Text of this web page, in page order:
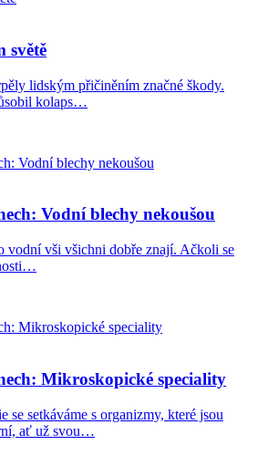
světě
lidským přičiněním značné škody.
kolaps…
Vodní blechy nekoušou
vodní vši všichni dobře znají. Ačkoli se
Mikroskopické speciality
setkáváme s organizmy, které jsou
ať už svou…